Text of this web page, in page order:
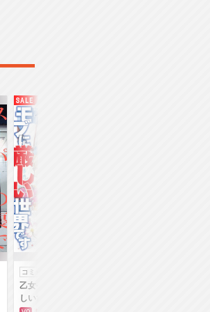
コミック
乙女ゲー世界はモブに厳
しい世界です